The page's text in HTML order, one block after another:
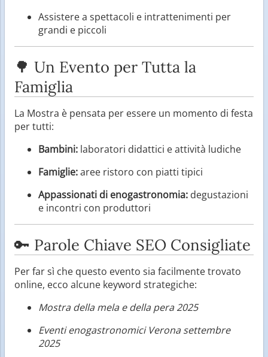
Assistere a spettacoli e intrattenimenti per
grandi e piccoli
🌳 Un Evento per Tutta la
Famiglia
La Mostra è pensata per essere un momento di festa
per tutti:
Bambini: laboratori didattici e attività ludiche
Famiglie:aree ristoro con piatti tipici
Appassionati di enogastronomia: degustazioni
e incontri con produttori
🔑 Parole Chiave SEO Consigliate
Per far sì che questo evento sia facilmente trovato
online, ecco alcune keyword strategiche:
Mostra della mela e della pera 2025
Eventi enogastronomici Verona settembre
2025